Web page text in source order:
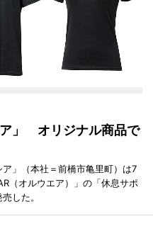
」 オリジナル商品で
」（本社＝前橋市亀里町）は7
（オルウエア）」の「休息サポ
した。